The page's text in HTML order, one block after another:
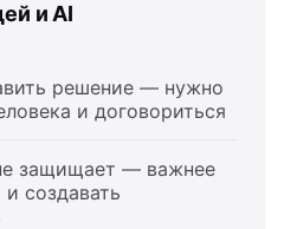
и AI
решение — нужно
и договориться
защищает — важнее
создавать